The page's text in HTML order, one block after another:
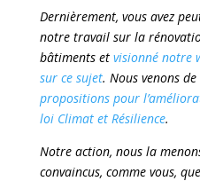
Dernièrement, vous avez
notre travail sur la
bâtiments etvisionné notre
sur ce sujet. Nous venons
propositions pour
loi Climat et Résilience.
Notre action, nous la
convaincus, comme vous,